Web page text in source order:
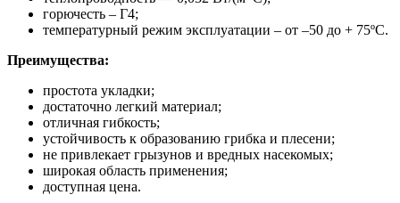
горючесть – Г4;
температурный режим эксплуатации – от –50 до + 75ºС.
Преимущества:
простота укладки;
достаточно легкий материал;
отличная гибкость;
устойчивость к образованию грибка и плесени;
не привлекает грызунов и вредных насекомых;
широкая область применения;
доступная цена.